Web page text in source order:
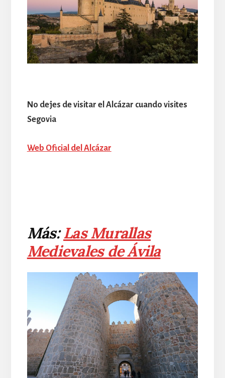
No dejes de visitar el Alcázar cuando visites
Segovia
Web Oficial del Alcázar
Más:Las Murallas
Medievales de Ávila